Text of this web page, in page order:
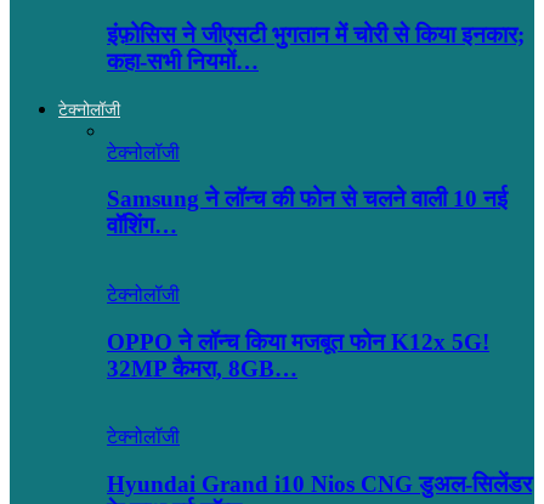
इंफ़ोसिस ने जीएसटी भुगतान में चोरी से किया इनकार;
कहा-सभी नियमों…
टेक्नोलॉजी
टेक्नोलॉजी
Samsung ने लॉन्च की फोन से चलने वाली 10 नई
वॉशिंग…
टेक्नोलॉजी
OPPO ने लॉन्‍च किया मजबूत फोन K12x 5G!
32MP कैमरा, 8GB…
टेक्नोलॉजी
Hyundai Grand i10 Nios CNG डुअल-सिलेंडर